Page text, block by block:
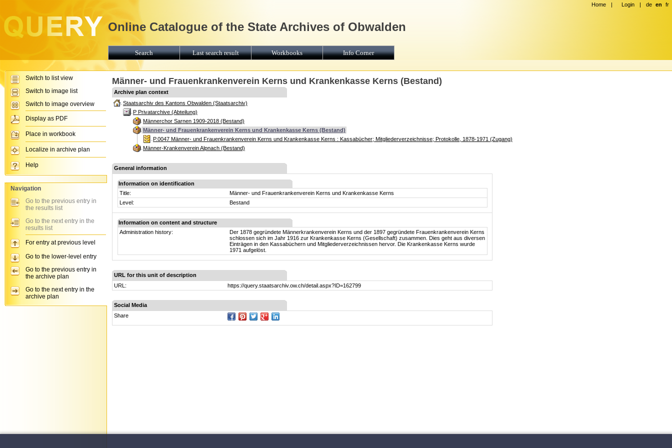
Männer- und Frauenkrankenverein Kerns und Krankenkasse Kerns (Bestand)
Archive plan context
Staatsarchiv des Kantons Obwalden (Staatsarchiv)
P Privatarchive (Abteilung)
Männerchor Sarnen 1909-2018 (Bestand)
Männer- und Frauenkrankenverein Kerns und Krankenkasse Kerns (Bestand)
P.0047 Männer- und Frauenkrankenverein Kerns und Krankenkasse Kerns : Kassabücher; Mitgliederverzeichnisse; Protokolle, 1878-1971 (Zugang)
Männer-Krankenverein Alpnach (Bestand)
General information
Information on identification
Title:
Männer- und Frauenkrankenverein Kerns und Krankenkasse Kerns
Level:
Bestand
Information on content and structure
Administration history:
Der 1878 gegründete Männerkrankenverein Kerns und der 1897 gegründete Frauenkrankenverein Kerns
schlossen sich im Jahr 1916 zur Krankenkasse Kerns (Gesellschaft) zusammen. Dies geht aus diversen
Einträgen in den Kassabüchern und Mitgliederverzeichnissen hervor. Die Krankenkasse Kerns wurde
1971 aufgelöst.
URL for this unit of description
URL:
https://query.staatsarchiv.ow.ch/detail.aspx?ID=162799
Social Media
Share
Home | Login | de en fr
Online Catalogue of the State Archives of Obwalden
Search Last search result Workbooks Info Corner
Switch to list view
Switch to image list
Switch to image overview
Display as PDF
Place in workbook
Localize in archive plan
Help
Navigation
Go to the previous entry in
the results list
Go to the next entry in the
results list
For entry at previous level
Go to the lower-level entry
Go to the previous entry in
the archive plan
Go to the next entry in the
archive plan